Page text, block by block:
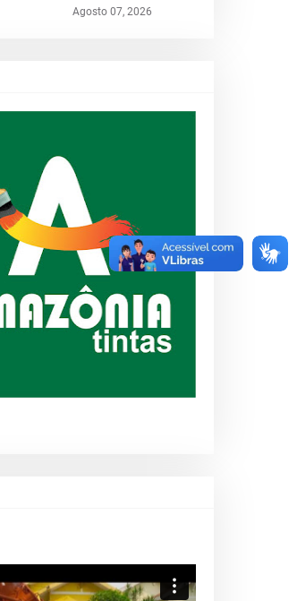
Agosto 07, 2026